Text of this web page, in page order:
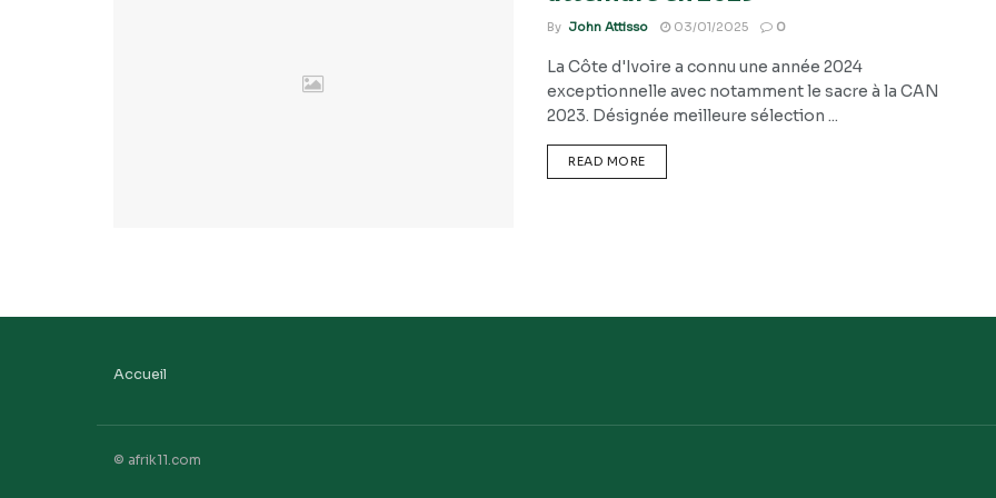
By John Attisso 03/01/2025 0
La Côte d'Ivoire a connu une année 2024
exceptionnelle avec notamment le sacre à la CAN
2023. Désignée meilleure sélection ...
READ MORE
Accueil
© afrik11.com